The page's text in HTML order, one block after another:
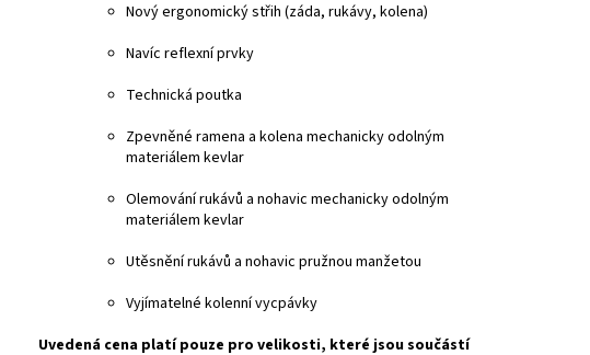
Nový ergonomický střih (záda, rukávy, kolena)
Navíc reflexní prvky
Technická poutka
Zpevněné ramena a kolena mechanicky odolným
materiálem kevlar
Olemování rukávů a nohavic mechanicky odolným
materiálem kevlar
Utěsnění rukávů a nohavic pružnou manžetou
Vyjímatelné kolenní vycpávky
Uvedená cena platí pouze pro velikosti, které jsou součástí